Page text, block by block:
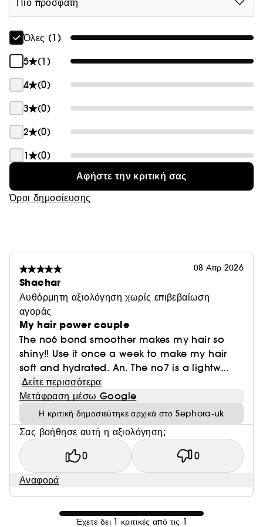
Πιο πρόσφατη
Όλες (1)
5
(1)
4
(0)
3
(0)
2
(0)
1
(0)
Αφήστε την κριτική σας
Όροι δημοσίευσης
08 Απρ 2026
Shachar
Αυθόρμητη αξιολόγηση χωρίς επιβεβαίωση
αγοράς
My hair power couple
The no6 bond smoother makes my hair so
shiny!! Use it once a week to make my hair
soft and hydrated. An. The no7 is a lightw...
Δείτε περισσότερα
Μετάφραση μέσω Google
Η κριτική δημοσιεύτηκε αρχικά στο Sephora-uk
Σας βοήθησε αυτή η αξιολόγηση;
0 0
Αναφορά
Έχετε δει 1 κριτικές από τις 1